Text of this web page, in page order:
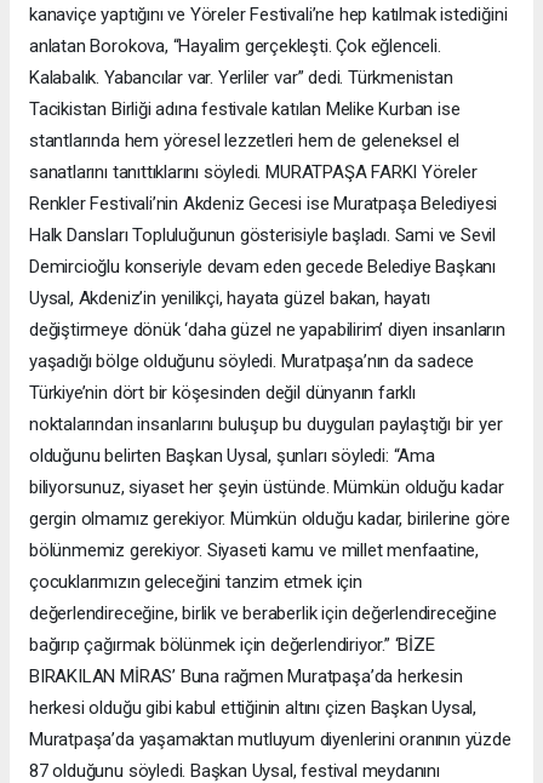
kanaviçe yaptığını ve Yöreler Festivali’ne hep katılmak istediğini
anlatan Borokova, “Hayalim gerçekleşti. Çok eğlenceli.
Kalabalık. Yabancılar var. Yerliler var” dedi. Türkmenistan
Tacikistan Birliği adına festivale katılan Melike Kurban ise
stantlarında hem yöresel lezzetleri hem de geleneksel el
sanatlarını tanıttıklarını söyledi. MURATPAŞA FARKI Yöreler
Renkler Festivali’nin Akdeniz Gecesi ise Muratpaşa Belediyesi
Halk Dansları Topluluğunun gösterisiyle başladı. Sami ve Sevil
Demircioğlu konseriyle devam eden gecede Belediye Başkanı
Uysal, Akdeniz’in yenilikçi, hayata güzel bakan, hayatı
değiştirmeye dönük ‘daha güzel ne yapabilirim’ diyen insanların
yaşadığı bölge olduğunu söyledi. Muratpaşa’nın da sadece
Türkiye’nin dört bir köşesinden değil dünyanın farklı
noktalarından insanlarını buluşup bu duyguları paylaştığı bir yer
olduğunu belirten Başkan Uysal, şunları söyledi: “Ama
biliyorsunuz, siyaset her şeyin üstünde. Mümkün olduğu kadar
gergin olmamız gerekiyor. Mümkün olduğu kadar, birilerine göre
bölünmemiz gerekiyor. Siyaseti kamu ve millet menfaatine,
çocuklarımızın geleceğini tanzim etmek için
değerlendireceğine, birlik ve beraberlik için değerlendireceğine
bağırıp çağırmak bölünmek için değerlendiriyor.” ‘BİZE
BIRAKILAN MİRAS’ Buna rağmen Muratpaşa’da herkesin
herkesi olduğu gibi kabul ettiğinin altını çizen Başkan Uysal,
Muratpaşa’da yaşamaktan mutluyum diyenlerini oranının yüzde
87 olduğunu söyledi. Başkan Uysal, festival meydanını